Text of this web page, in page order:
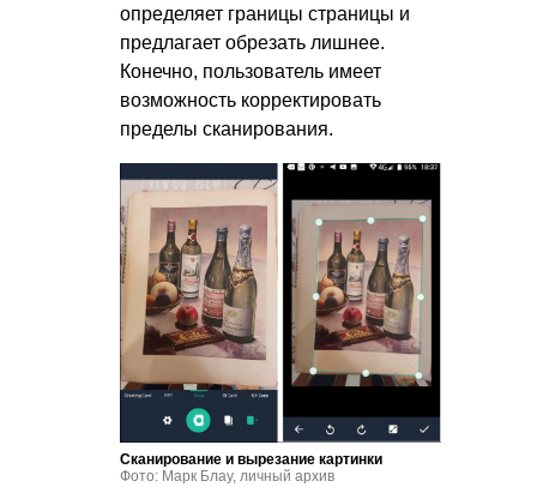
определяет границы страницы и
предлагает обрезать лишнее.
Конечно, пользователь имеет
возможность корректировать
пределы сканирования.
Сканирование и вырезание картинки
Фото: Марк Блау, личный архив